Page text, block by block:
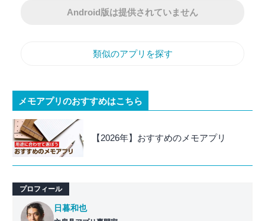
Android版は提供されていません
類似のアプリを探す
メモアプリのおすすめはこちら
【2026年】おすすめのメモアプリ
プロフィール
日暮和也